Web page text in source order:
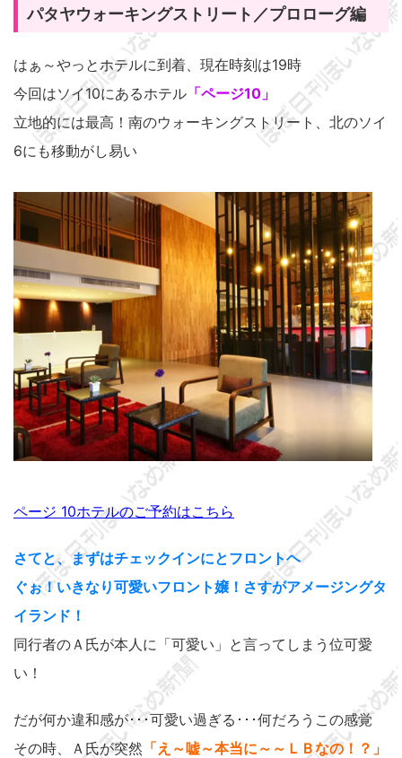
パタヤウォーキングストリート／プロローグ編
はぁ～やっとホテルに到着、現在時刻は19時
今回はソイ10にあるホテル 「ページ10」
立地的には最高！南のウォーキングストリート、北のソイ
6にも移動がし易い
ページ 10ホテルのご予約はこちら
さてと、まずはチェックインにとフロントヘ
ぐぉ！いきなり可愛いフロント嬢！さすがアメージングタ
イランド！
同行者のＡ氏が本人に「可愛い」と言ってしまう位可愛
い！
だが何か違和感が･･･可愛い過ぎる･･･何だろうこの感覚
その時、Ａ氏が突然 「え～嘘～本当に～～ＬＢなの！？」